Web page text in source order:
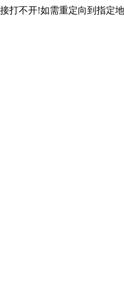
打不开!如需重定向到指定